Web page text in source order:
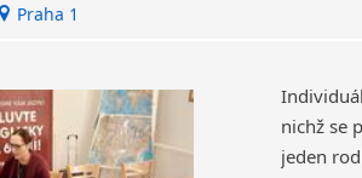
Praha 1
nichž se